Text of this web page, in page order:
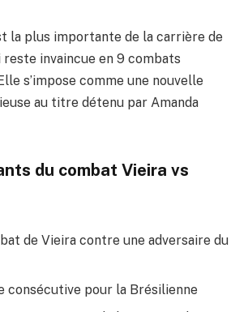
la plus importante de la carrière de
invaincue en 9 combats
s’impose comme une nouvelle
au titre détenu par Amanda
du combat Vieira vs
de Vieira contre une adversaire du
consécutive pour la Brésilienne